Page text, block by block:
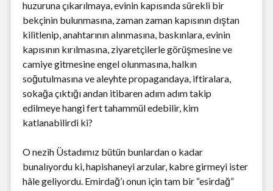
huzuruna çıkarılmaya, evinin kapısında sürekli bir
bekçinin bulunmasına, zaman zaman kapısının dıştan
kilitlenip, anahtarının alınmasına, baskınlara, evinin
kapısının kırılmasına, ziyaretçilerle görüşmesine ve
camiye gitmesine engel olunmasına, halkın
soğutulmasına ve aleyhte propagandaya, iftiralara,
sokağa çıktığı andan itibaren adım adım takip
edilmeye hangi fert tahammül edebilir, kim
katlanabilirdi ki?
O nezih Üstadımız bütün bunlardan o kadar
bunalıyordu ki, hapishaneyi arzular, kabre girmeyi ister
hâle geliyordu. Emirdağ’ı onun için tam bir “esirdağ”